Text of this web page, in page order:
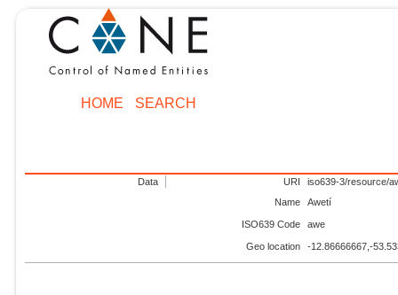
HOME SEARCH
Data URI
iso639-3/resource/
Name
Awetí
ISO639 Code awe
Geo location -12.86666667,-